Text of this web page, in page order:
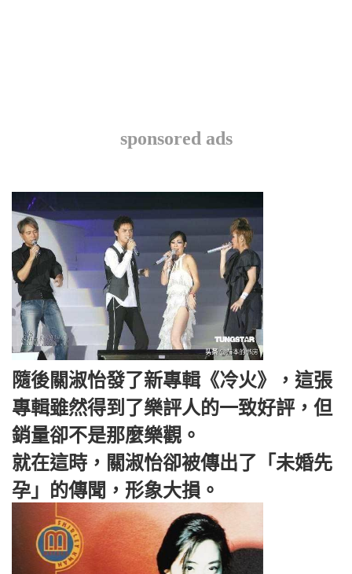
sponsored ads
隨後關淑怡發了新專輯《冷火》，這張
專輯雖然得到了樂評人的一致好評，但
銷量卻不是那麼樂觀。
就在這時，關淑怡卻被傳出了「未婚先
孕」的傳聞，形象大損。